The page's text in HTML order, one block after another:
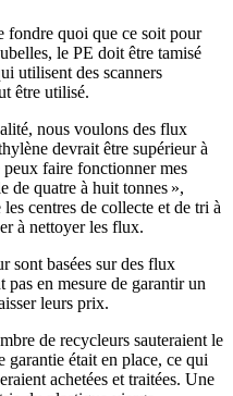
fondre quoi que ce soit pour
le PE doit être tamisé
utilisent des scanners
être utilisé.
nous voulons des flux
devrait être supérieur à
faire fonctionner mes
de quatre à huit tonnes »,
centres de collecte et de tri à
à nettoyer les flux.
sont basées sur des flux
en mesure de garantir un
leurs prix.
de recycleurs sauteraient le
garantie était en place, ce qui
achetées et traitées. Une